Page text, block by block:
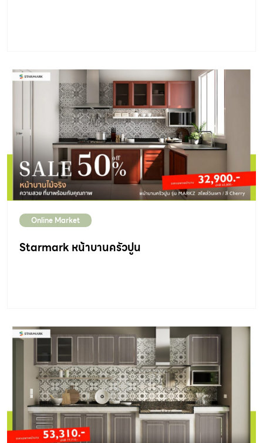
Online Market
Starmark หน้าบานครัวปูน